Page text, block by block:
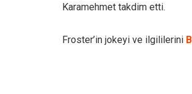
Karamehmet takdim etti.
Froster’in jokeyi ve ilgililerini